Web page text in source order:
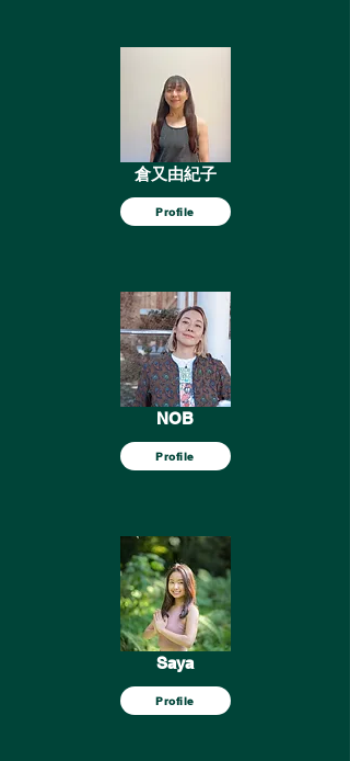
倉又由紀子
Profile
NOB
Profile
Saya
Profile